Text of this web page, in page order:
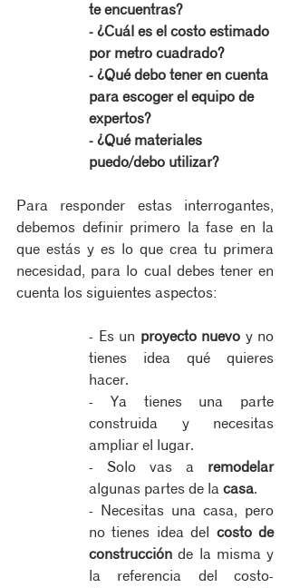
te encuentras?
- ¿Cuál es el costo estimado
por metro cuadrado?
- ¿Qué debo tener en cuenta
para escoger el equipo de
expertos?
- ¿Qué materiales
puedo/debo utilizar?
Para responder estas interrogantes,
debemos definir primero la fase en la
que estás y es lo que crea tu primera
necesidad, para lo cual debes tener en
cuenta los siguientes aspectos:
- Es un proyecto nuevo y no
tienes idea qué quieres
hacer.
- Ya tienes una parte
construida y necesitas
ampliar el lugar.
- Solo vas a remodelar
algunas partes de la casa.
- Necesitas una casa, pero
no tienes idea del costo de
construcción de la misma y
la referencia del costo-